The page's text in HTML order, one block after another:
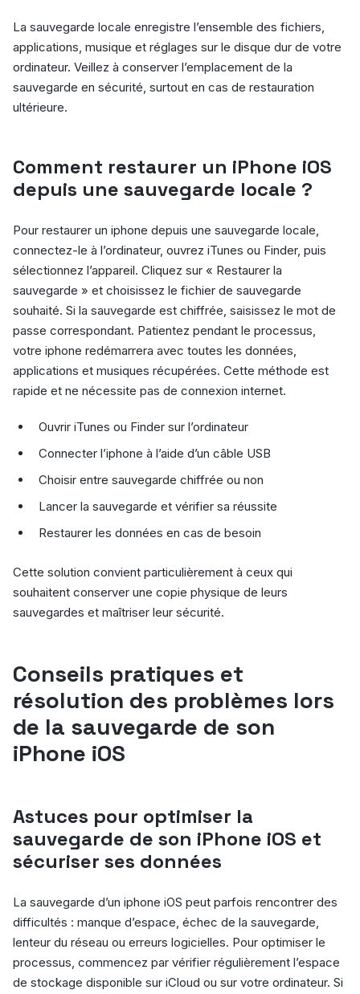
La sauvegarde locale enregistre l’ensemble des fichiers,
applications, musique et réglages sur le disque dur de votre
ordinateur. Veillez à conserver l’emplacement de la
sauvegarde en sécurité, surtout en cas de restauration
ultérieure.
Comment restaurer un iPhone iOS
depuis une sauvegarde locale ?
Pour restaurer un iphone depuis une sauvegarde locale,
connectez-le à l’ordinateur, ouvrez iTunes ou Finder, puis
sélectionnez l’appareil. Cliquez sur « Restaurer la
sauvegarde » et choisissez le fichier de sauvegarde
souhaité. Si la sauvegarde est chiffrée, saisissez le mot de
passe correspondant. Patientez pendant le processus,
votre iphone redémarrera avec toutes les données,
applications et musiques récupérées. Cette méthode est
rapide et ne nécessite pas de connexion internet.
Ouvrir iTunes ou Finder sur l’ordinateur
Connecter l’iphone à l’aide d’un câble USB
Choisir entre sauvegarde chiffrée ou non
Lancer la sauvegarde et vérifier sa réussite
Restaurer les données en cas de besoin
Cette solution convient particulièrement à ceux qui
souhaitent conserver une copie physique de leurs
sauvegardes et maîtriser leur sécurité.
Conseils pratiques et
résolution des problèmes lors
de la sauvegarde de son
iPhone iOS
Astuces pour optimiser la
sauvegarde de son iPhone iOS et
sécuriser ses données
La sauvegarde d’un iphone iOS peut parfois rencontrer des
difficultés : manque d’espace, échec de la sauvegarde,
lenteur du réseau ou erreurs logicielles. Pour optimiser le
processus, commencez par vérifier régulièrement l’espace
de stockage disponible sur iCloud ou sur votre ordinateur. Si